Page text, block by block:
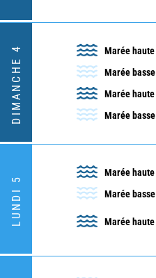
DIMANCHE 4 Marée haute
Marée basse
Marée haute
Marée basse
LUNDI 5
Marée haute
Marée basse
Marée haute